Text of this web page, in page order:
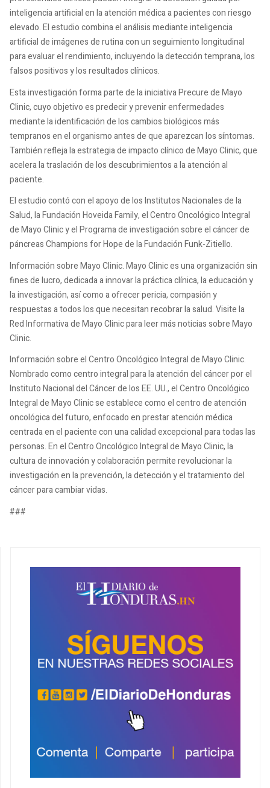
inteligencia artificial en la atención médica a pacientes con riesgo
elevado. El estudio combina el análisis mediante inteligencia
artificial de imágenes de rutina con un seguimiento longitudinal
para evaluar el rendimiento, incluyendo la detección temprana, los
falsos positivos y los resultados clínicos.
Esta investigación forma parte de la iniciativa Precure de Mayo
Clinic, cuyo objetivo es predecir y prevenir enfermedades
mediante la identificación de los cambios biológicos más
tempranos en el organismo antes de que aparezcan los síntomas.
También refleja la estrategia de impacto clínico de Mayo Clinic, que
acelera la traslación de los descubrimientos a la atención al
paciente.
El estudio contó con el apoyo de los Institutos Nacionales de la
Salud, la Fundación Hoveida Family, el Centro Oncológico Integral
de Mayo Clinic y el Programa de investigación sobre el cáncer de
páncreas Champions for Hope de la Fundación Funk-Zitiello.
Información sobre Mayo Clinic. Mayo Clinic es una organización sin
fines de lucro, dedicada a innovar la práctica clínica, la educación y
la investigación, así como a ofrecer pericia, compasión y
respuestas a todos los que necesitan recobrar la salud. Visite la
Red Informativa de Mayo Clinic para leer más noticias sobre Mayo
Clinic.
Información sobre el Centro Oncológico Integral de Mayo Clinic.
Nombrado como centro integral para la atención del cáncer por el
Instituto Nacional del Cáncer de los EE. UU., el Centro Oncológico
Integral de Mayo Clinic se establece como el centro de atención
oncológica del futuro, enfocado en prestar atención médica
centrada en el paciente con una calidad excepcional para todas las
personas. En el Centro Oncológico Integral de Mayo Clinic, la
cultura de innovación y colaboración permite revolucionar la
investigación en la prevención, la detección y el tratamiento del
cáncer para cambiar vidas.
###